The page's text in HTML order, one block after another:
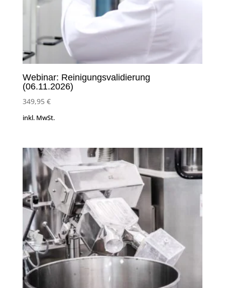
Webinar: Reinigungsvalidierung
(06.11.2026)
349,95 €
inkl. MwSt.